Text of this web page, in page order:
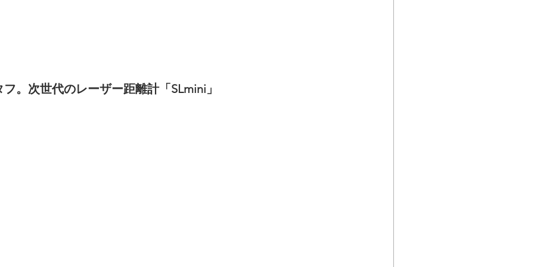
。次世代のレーザー距離計「SLmini」